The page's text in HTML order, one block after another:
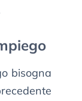
bisogna